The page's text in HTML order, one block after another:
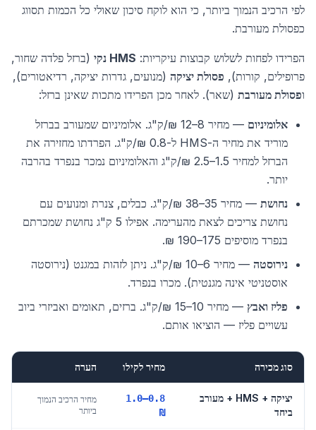
לפי הרכיב הנמוך ביותר, כי הוא לוקח סיכון שאולי כל הכמות תסווג
כפסולת מעורבת.
הפרידו לפחות לשלוש קבוצות עיקריות: HMS נקי
(ברזל פלדה שחור,
פרופילים, קורות), פסולת יציקה (מנועים, גדרות יציקה, רדיאטורים),
ופסולת מעורבת (שאר). לאחר מכן הפרידו מתכות שאינן ברזל:
אלומיניום
— מחיר 8–12 ₪/ק"ג. אלומיניום שמעורב בברזל
מוריד את מחיר ה-HMS ל-0.8 ₪/ק"ג. הפרדתו מחזירה את
הברזל למחיר 1.5–2.5 ₪/ק"ג והאלומיניום נמכר בנפרד בהרבה
יותר.
נחושת
— מחיר 35–38 ₪/ק"ג. כבלים, צנרת ומנועים עם
נחושת צריכים לצאת מהערימה. אפילו 5 ק"ג נחושת שמכרתם
בנפרד מוסיפים 175–190 ₪.
נירוסטה
— מחיר 6–10 ₪/ק"ג. ניתן לזהות במגנט (נירוסטה
אוסטניטי אינה מגנטית). מכרו בנפרד.
פליז ואבץ
— מחיר 10–15 ₪/ק"ג. ברזים, תאומים ואביזרי ביוב
עשויים פליז — הוציאו אותם.
סוג מכירה מחיר לקילו הערה
יציקה + HMS + מעורב
ביחד
0.8–1.0
₪
מחיר הרכיב הנמוך
ביותר